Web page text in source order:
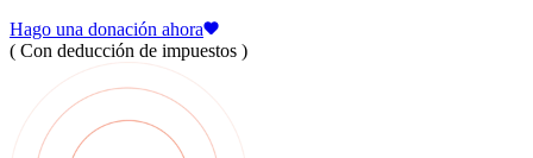
Hago una donación ahora
( Con deducción de impuestos )